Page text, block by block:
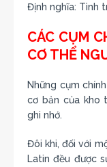
Định nghĩa: Tình
CÁC CỤM
CƠ THỂ
Những cụm
cơ bản của kho
ghi nhớ.
Đôi khi, đối với
Latin đều được